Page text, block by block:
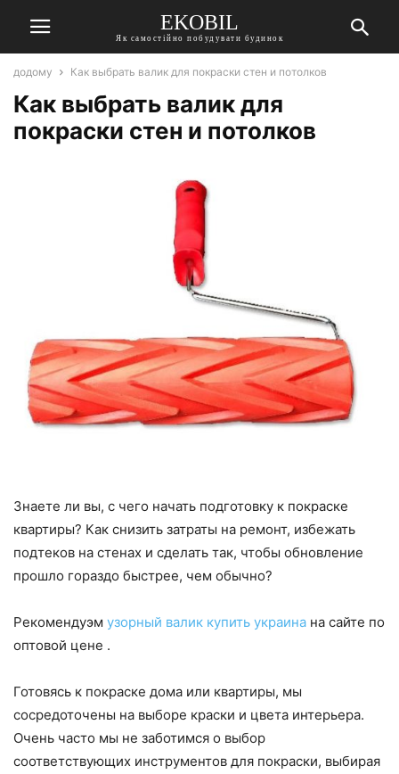
EKOBIL
Як самостійно побудувати будинок
додому Как выбрать валик для покраски стен и потолков
Как выбрать валик для
покраски стен и потолков
Знаете ли вы, с чего начать подготовку к покраске
квартиры? Как снизить затраты на ремонт, избежать
подтеков на стенах и сделать так, чтобы обновление
прошло гораздо быстрее, чем обычно?
Рекомендуэм узорный валик купить украина на сайте по
оптовой цене .
Готовясь к покраске дома или квартиры, мы
сосредоточены на выборе краски и цвета интерьера.
Очень часто мы не заботимся о выбор
соответствующих инструментов для покраски, выбирая